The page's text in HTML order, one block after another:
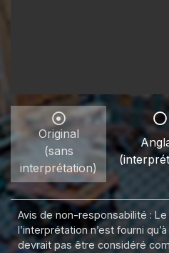
Original
(sans
interprétation)
Avis de non-responsabilité :
l’interprétation n’est fourni
devrait pas être considéré